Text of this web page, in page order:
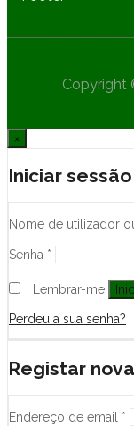
Copyright
×
Iniciar sessão
Nome de utilizador
Senha *
Lembrar-me
Perdeu a sua senha?
Registar
Endereço de email *